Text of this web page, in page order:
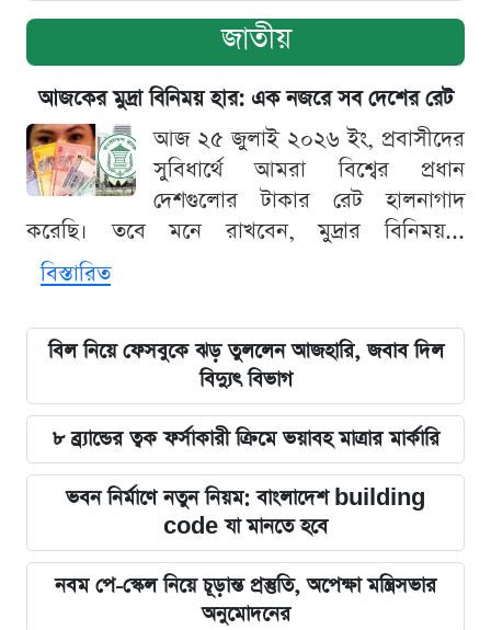
জাতীয়
আজকের মুদ্রা বিনিময় হার: এক নজরে সব দেশের রেট
আজ ২৫ জুলাই ২০২৬ ইং, প্রবাসীদের
সুবিধার্থে আমরা বিশ্বের প্রধান
দেশগুলোর টাকার রেট হালনাগাদ
করেছি। তবে মনে রাখবেন, মুদ্রার বিনিময়...
বিস্তারিত
বিল নিয়ে ফেসবুকে ঝড় তুললেন আজহারি, জবাব দিল
বিদ্যুৎ বিভাগ
৮ ব্র্যান্ডের ত্বক ফর্সাকারী ক্রিমে ভয়াবহ মাত্রার মার্কারি
ভবন নির্মাণে নতুন নিয়ম: বাংলাদেশ building
code যা মানতে হবে
নবম পে-স্কেল নিয়ে চূড়ান্ত প্রস্তুতি, অপেক্ষা মন্ত্রিসভার
অনুমোদনের